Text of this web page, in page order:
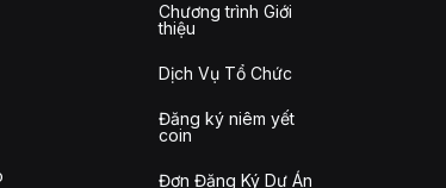
Chương trình Giới
thiệu
Dịch Vụ Tổ Chức
Đăng ký niêm yết
coin
Đơn Đăng Ký Dự Án